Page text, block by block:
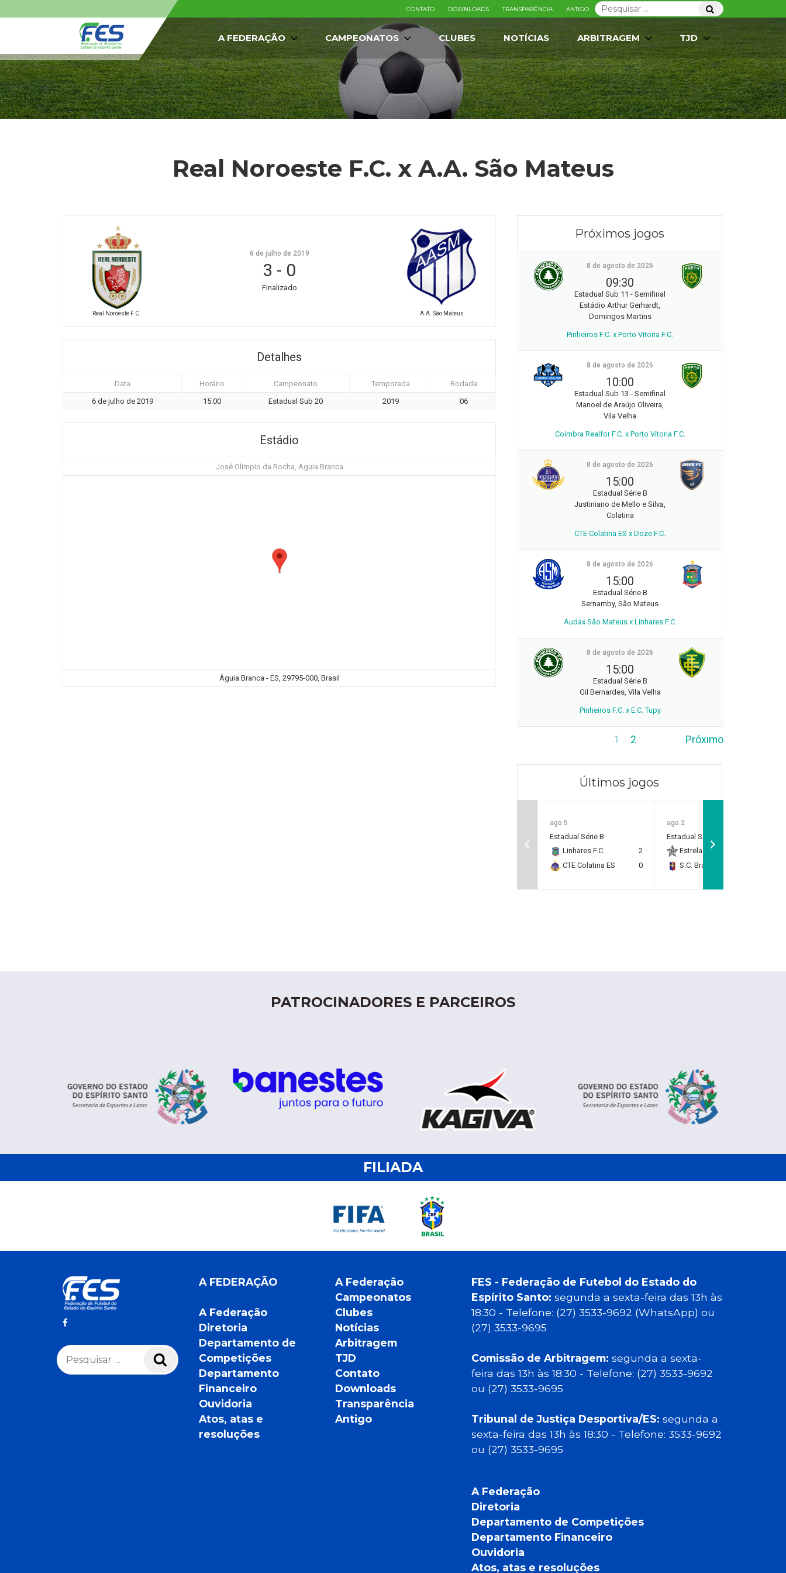
Pesquisar
por:
Pesquisar
CONTATO DOWNLOADS TRANSPARÊNCIA ANTIGO
A FEDERAÇÃO CAMPEONATOS CLUBES NOTÍCIAS ARBITRAGEM TJD
Real Noroeste F.C. x A.A. São Mateus
Real Noroeste F.C. A.A. São Mateus
6 de julho de 2019
3 - 0
Finalizado
Detalhes
Data Horário Campeonato Temporada
Rodada
6 de julho de 2019
15:00 Estadual Sub 20 2019 06
Estádio
José Olimpio da Rocha, Aguia Branca
Águia Branca - ES, 29795-000, Brasil
Próximos jogos
8 de agosto de 2026
09:30
Estadual Sub 11 - Semifinal
Estádio Arthur Gerhardt,
Domingos Martins
Pinheiros F.C. x Porto Vitoria F.C.
8 de agosto de 2026
10:00
Estadual Sub 13 - Semifinal
Manoel de Araújo Oliveira,
Vila Velha
Coimbra Realfor F.C. x Porto Vitoria F.C.
8 de agosto de 2026
15:00
Estadual Série B
Justiniano de Mello e Silva,
Colatina
CTE Colatina ES x Doze F.C.
8 de agosto de 2026
15:00
Estadual Série B
Sernamby, São Mateus
Audax São Mateus x Linhares F.C.
8 de agosto de 2026
15:00
Estadual Série B
Gil Bernardes, Vila Velha
Pinheiros F.C. x E.C. Tupy
1 2 Próximo
Últimos jogos
ago 5
Estadual Série B
Linhares F.C.
2
CTE Colatina ES
0
ago 2
Estadual Série B
Estrela do Norte F.C.
S.C. Brasil Capixaba
PATROCINADORES E PARCEIROS
FILIADA
Pesquisar
por:
Pesquisar
A FEDERAÇÃO
A Federação
Diretoria
Departamento de
Competições
Departamento
Financeiro
Ouvidoria
Atos, atas e
resoluções
A Federação
Campeonatos
Clubes
Notícias
Arbitragem
TJD
Contato
Downloads
Transparência
Antigo
FES - Federação de Futebol do Estado do
Espírito Santo: segunda a sexta-feira das 13h às
18:30 - Telefone: (27) 3533-9692 (WhatsApp) ou
(27) 3533-9695
Comissão de Arbitragem: segunda a sexta-
feira das 13h às 18:30 - Telefone: (27) 3533-9692
ou (27) 3533-9695
Tribunal de Justiça Desportiva/ES: segunda a
sexta-feira das 13h às 18:30 - Telefone: 3533-9692
ou (27) 3533-9695
A Federação
Diretoria
Departamento de Competições
Departamento Financeiro
Ouvidoria
Atos, atas e resoluções